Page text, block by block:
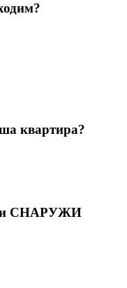
квартира?
СНАРУЖИ